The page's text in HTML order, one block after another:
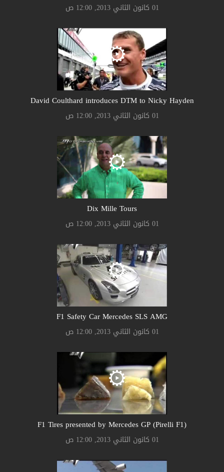
01 كانون الثاني 2013, 12:00 ص
David Coulthard introduces DTM to Nicky Hayden
01 كانون الثاني 2013, 12:00 ص
Dix Mille Tours
01 كانون الثاني 2013, 12:00 ص
F1 Safety Car Mercedes SLS AMG
01 كانون الثاني 2013, 12:00 ص
F1 Tires presented by Mercedes GP (Pirelli F1)
01 كانون الثاني 2013, 12:00 ص